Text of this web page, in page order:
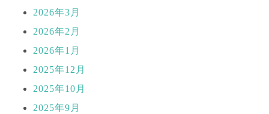
2026年3月
2026年2月
2026年1月
2025年12月
2025年10月
2025年9月